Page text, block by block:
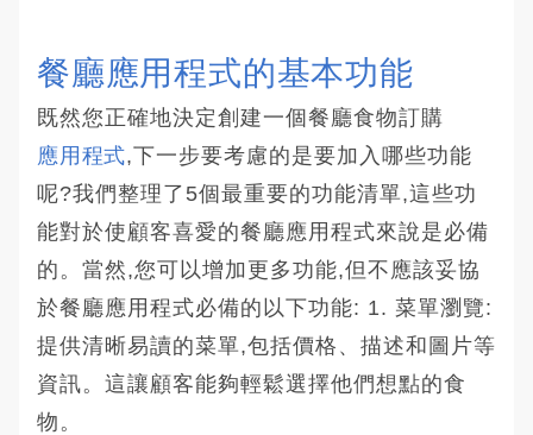
餐廳應用程式的基本功能
既然您正確地決定創建一個餐廳食物訂購
應用程式,下一步要考慮的是要加入哪些功能
呢?我們整理了5個最重要的功能清單,這些功
能對於使顧客喜愛的餐廳應用程式來說是必備
的。當然,您可以增加更多功能,但不應該妥協
於餐廳應用程式必備的以下功能: 1. 菜單瀏覽:
提供清晰易讀的菜單,包括價格、描述和圖片等
資訊。這讓顧客能夠輕鬆選擇他們想點的食
物。